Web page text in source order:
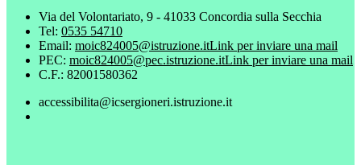
Via del Volontariato, 9 - 41033 Concordia sulla Secchia
Tel: 0535 54710
Email: moic824005@istruzione.itLink per inviare una mail
PEC: moic824005@pec.istruzione.itLink per inviare una mail
C.F.: 82001580362
accessibilita@icsergioneri.istruzione.it